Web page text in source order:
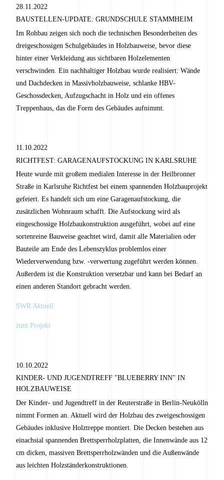
28.11.2022
BAUSTELLEN-UPDATE: GRUNDSCHULE STAMMHEIM
Im Rohbau zeigen sich noch die technischen Besonderheiten des
dreigeschossigen Schulgebäudes in Holzbauweise, bevor diese
hinter einer Verkleidung aus sichtbaren Holzelementen
verschwinden. Ein nachhaltiger Holzbau wurde realisiert: Wände
und Dachdecken in Massivholzbauweise, schlanke HBV-
Geschossdecken, Aufzugschacht in Holz und ein offenes
Treppenhaus, das die Form des Gebäudes aufnimmt.
11.10.2022
RICHTFEST: GARAGENAUFSTOCKUNG IN KARLSRUHE
Heute wurde mit großem medialen Interesse in der Heilbronner
Straße in Karlsruhe Richtfest bei einem spannenden Holzbauprojekt
gefeiert. Es handelt sich um eine Garagenaufstockung, die
zusätzlichen Wohnraum schafft. Die Aufstockung wird als
eingeschossige Holzbaukonstruktion ausgeführt, wobei auf eine
sortenreine Bauweise geachtet wird, damit alle Materialien oder
Bauteile am Ende des Lebenszyklus problemlos einer
Wiederverwendung bzw. -verwertung zugeführt werden können.
Außerdem ist die Konstruktion versetzbar und kann bei Bedarf an
einen anderen Standort gebracht werden.
SWR Aktuell
zum Projekt
10.10.2022
KINDER- UND JUGENDTREFF "BLUEBERRY INN" IN
HOLZBAUWEISE
Der Kinder- und Jugendtreff in der Reuterstraße in Berlin-Neukölln
nimmt Formen an. Aktuell wird der Holzbau des zweigeschossigen
Gebäudes inklusive Holztreppe montiert. Die Decken bestehen aus
einachsial spannenden Brettsperrholzplatten, die Innenwände aus 12
cm dicken, massiven Brettsperrholzwänden und die Außenwände
aus leichten Holzständerkonstruktionen.